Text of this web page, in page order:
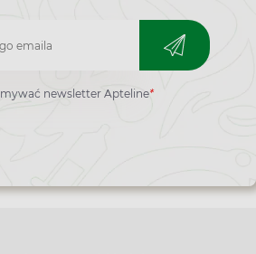
newsletter Apteline*